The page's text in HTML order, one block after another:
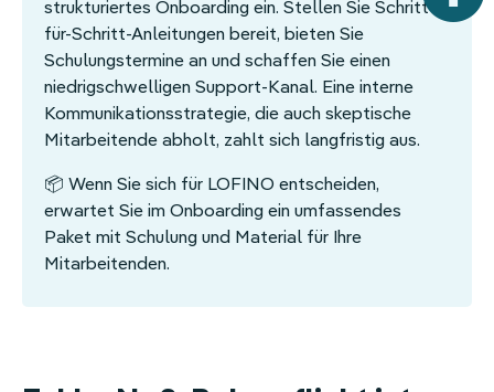
strukturiertes Onboarding ein. Stellen Sie Schritt-
für-Schritt-Anleitungen bereit, bieten Sie
Schulungstermine an und schaffen Sie einen
niedrigschwelligen Support-Kanal. Eine interne
Kommunikationsstrategie, die auch skeptische
Mitarbeitende abholt, zahlt sich langfristig aus.
📦 Wenn Sie sich für LOFINO entscheiden,
erwartet Sie im Onboarding ein umfassendes
Paket mit Schulung und Material für Ihre
Mitarbeitenden.